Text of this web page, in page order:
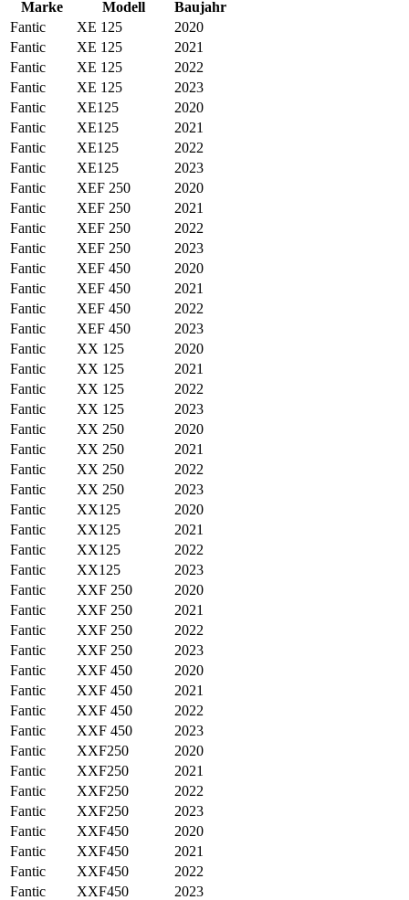
Marke Modell
Baujahr
Fantic
XE 125
2020
Fantic
XE 125
2021
Fantic
XE 125
2022
Fantic
XE 125
2023
Fantic
XE125
2020
Fantic
XE125
2021
Fantic
XE125
2022
Fantic
XE125
2023
Fantic
XEF 250
2020
Fantic
XEF 250
2021
Fantic
XEF 250
2022
Fantic
XEF 250
2023
Fantic
XEF 450
2020
Fantic
XEF 450
2021
Fantic
XEF 450
2022
Fantic
XEF 450
2023
Fantic
XX 125
2020
Fantic
XX 125
2021
Fantic
XX 125
2022
Fantic
XX 125
2023
Fantic
XX 250
2020
Fantic
XX 250
2021
Fantic
XX 250
2022
Fantic
XX 250
2023
Fantic
XX125
2020
Fantic
XX125
2021
Fantic
XX125
2022
Fantic
XX125
2023
Fantic
XXF 250
2020
Fantic
XXF 250
2021
Fantic
XXF 250
2022
Fantic
XXF 250
2023
Fantic
XXF 450
2020
Fantic
XXF 450
2021
Fantic
XXF 450
2022
Fantic
XXF 450
2023
Fantic
XXF250
2020
Fantic
XXF250
2021
Fantic
XXF250
2022
Fantic
XXF250
2023
Fantic
XXF450
2020
Fantic
XXF450
2021
Fantic
XXF450
2022
Fantic
XXF450
2023